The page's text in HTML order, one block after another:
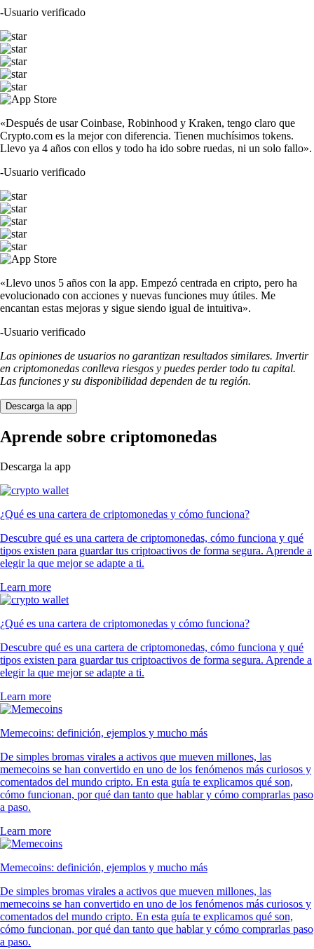
-Usuario verificado
«Después de usar Coinbase, Robinhood y Kraken, tengo claro que
Crypto.com es la mejor con diferencia. Tienen muchísimos tokens.
Llevo ya 4 años con ellos y todo ha ido sobre ruedas, ni un solo fallo».
-Usuario verificado
«Llevo unos 5 años con la app. Empezó centrada en cripto, pero ha
evolucionado con acciones y nuevas funciones muy útiles. Me
encantan estas mejoras y sigue siendo igual de intuitiva».
-Usuario verificado
Las opiniones de usuarios no garantizan resultados similares. Invertir
en criptomonedas conlleva riesgos y puedes perder todo tu capital.
Las funciones y su disponibilidad dependen de tu región.
Descarga la app
Aprende sobre criptomonedas
Descarga la app
¿Qué es una cartera de criptomonedas y cómo funciona?
Descubre qué es una cartera de criptomonedas, cómo funciona y qué
tipos existen para guardar tus criptoactivos de forma segura. Aprende a
elegir la que mejor se adapte a ti.
Learn more
¿Qué es una cartera de criptomonedas y cómo funciona?
Descubre qué es una cartera de criptomonedas, cómo funciona y qué
tipos existen para guardar tus criptoactivos de forma segura. Aprende a
elegir la que mejor se adapte a ti.
Learn more
Memecoins: definición, ejemplos y mucho más
De simples bromas virales a activos que mueven millones, las
memecoins se han convertido en uno de los fenómenos más curiosos y
comentados del mundo cripto. En esta guía te explicamos qué son,
cómo funcionan, por qué dan tanto que hablar y cómo comprarlas paso
a paso.
Learn more
Memecoins: definición, ejemplos y mucho más
De simples bromas virales a activos que mueven millones, las
memecoins se han convertido en uno de los fenómenos más curiosos y
comentados del mundo cripto. En esta guía te explicamos qué son,
cómo funcionan, por qué dan tanto que hablar y cómo comprarlas paso
a paso.